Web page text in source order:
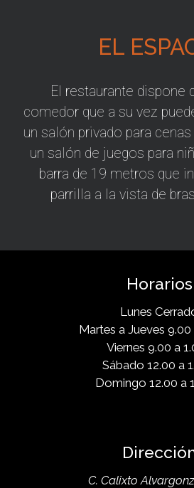
EL
El restaurante dispone
comedor que a su vez
un salón privado para
un salón de juegos para
barra de 19 metros que
parrilla a la vista de
Horarios
Lunes
Martes a Jueves 9.00
Viernes 9.00 a
Sábado 12.00 a
Domingo 12.00 a
C. Calixto